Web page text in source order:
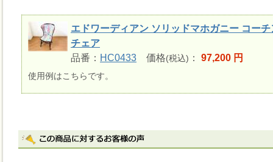
エドワーディアン ソリッドマホガニー コーチ
チェア
品番： HC0433 価格(税込) ： 97,200 円
使用例はこちらです。